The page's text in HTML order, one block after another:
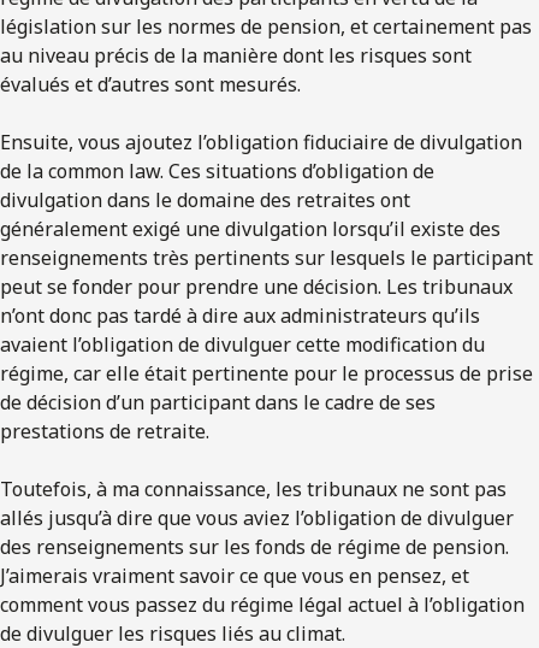
législation sur les normes de pension, et certainement pas
au niveau précis de la manière dont les risques sont
évalués et d’autres sont mesurés.
Ensuite, vous ajoutez l’obligation fiduciaire de divulgation
de la common law. Ces situations d’obligation de
divulgation dans le domaine des retraites ont
généralement exigé une divulgation lorsqu’il existe des
renseignements très pertinents sur lesquels le participant
peut se fonder pour prendre une décision. Les tribunaux
n’ont donc pas tardé à dire aux administrateurs qu’ils
avaient l’obligation de divulguer cette modification du
régime, car elle était pertinente pour le processus de prise
de décision d’un participant dans le cadre de ses
prestations de retraite.
Toutefois, à ma connaissance, les tribunaux ne sont pas
allés jusqu’à dire que vous aviez l’obligation de divulguer
des renseignements sur les fonds de régime de pension.
J’aimerais vraiment savoir ce que vous en pensez, et
comment vous passez du régime légal actuel à l’obligation
de divulguer les risques liés au climat.